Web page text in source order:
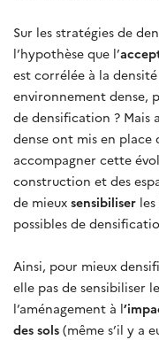
Sur les stratégies de
l’hypothèse que l’
est corrélée à la
environnement dense,
de densification ? Mais
dense ont mis en place
accompagner cette
construction et des
de mieux sensibiliser
possibles de
Ainsi, pour mieux
elle pas de sensibiliser
l’aménagement à l
des sols (même s’il y a